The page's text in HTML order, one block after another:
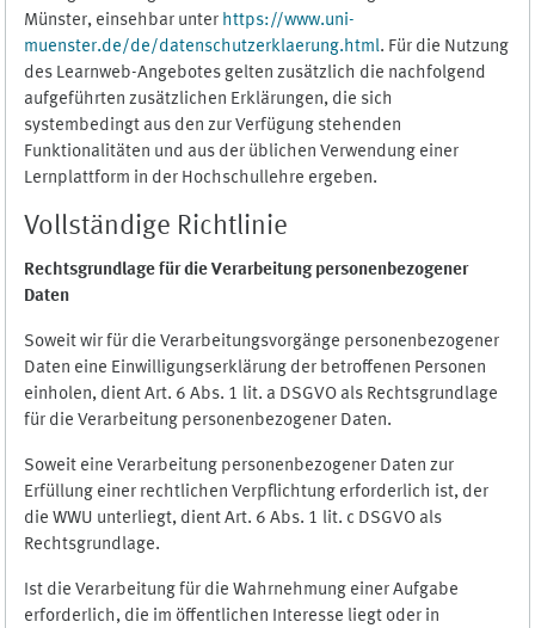
Münster, einsehbar unter https://www.uni-
muenster.de/de/datenschutzerklaerung.html. Für die Nutzung
des Learnweb-Angebotes gelten zusätzlich die nachfolgend
aufgeführten zusätzlichen Erklärungen, die sich
systembedingt aus den zur Verfügung stehenden
Funktionalitäten und aus der üblichen Verwendung einer
Lernplattform in der Hochschullehre ergeben.
Vollständige Richtlinie
Rechtsgrundlage für die Verarbeitung personenbezogener
Daten
Soweit wir für die Verarbeitungsvorgänge personenbezogener
Daten eine Einwilligungserklärung der betroffenen Personen
einholen, dient Art. 6 Abs. 1 lit. a DSGVO als Rechtsgrundlage
für die Verarbeitung personenbezogener Daten.
Soweit eine Verarbeitung personenbezogener Daten zur
Erfüllung einer rechtlichen Verpflichtung erforderlich ist, der
die WWU unterliegt, dient Art. 6 Abs. 1 lit. c DSGVO als
Rechtsgrundlage.
Ist die Verarbeitung für die Wahrnehmung einer Aufgabe
erforderlich, die im öffentlichen Interesse liegt oder in